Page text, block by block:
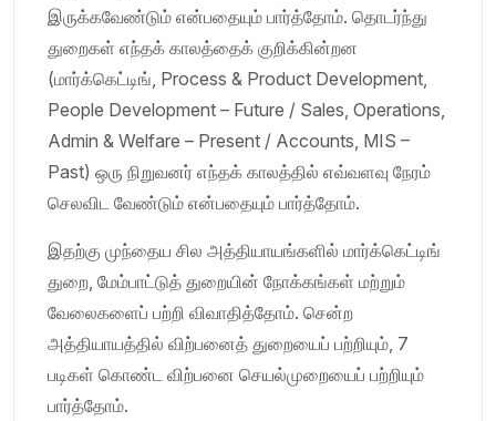
இருக்கவேண்டும் என்பதையும் பார்த்தோம். தொடர்ந்து
துறைகள் எந்தக் காலத்தைக் குறிக்கின்றன
(மார்க்கெட்டிங், Process & Product Development,
People Development – Future / Sales, Operations,
Admin & Welfare – Present / Accounts, MIS –
Past) ஒரு நிறுவனர் எந்தக் காலத்தில் எவ்வளவு நேரம்
செலவிட வேண்டும் என்பதையும் பார்த்தோம்.
இதற்கு முந்தைய சில அத்தியாயங்களில் மார்க்கெட்டிங்
துறை, மேம்பாட்டுத் துறையின் நோக்கங்கள் மற்றும்
வேலைகளைப் பற்றி விவாதித்தோம். சென்ற
அத்தியாயத்தில் விற்பனைத் துறையைப் பற்றியும், 7
படிகள் கொண்ட விற்பனை செயல்முறையைப் பற்றியும்
பார்த்தோம்.